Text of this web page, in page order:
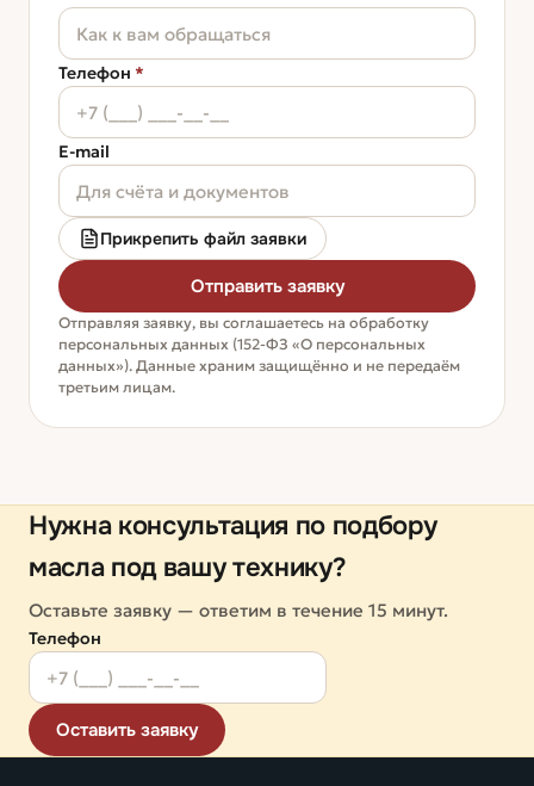
Телефон *
E-mail
Прикрепить файл заявки
Отправить заявку
Отправляя заявку, вы соглашаетесь на обработку
персональных данных (152-ФЗ «О персональных
данных»). Данные храним защищённо и не передаём
третьим лицам.
Нужна консультация по подбору
масла под вашу технику?
Оставьте заявку — ответим в течение 15 минут.
Телефон
Оставить заявку